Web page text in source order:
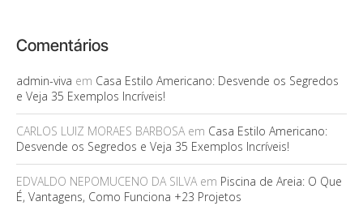
Comentários
admin-viva em Casa Estilo Americano: Desvende os Segredos
e Veja 35 Exemplos Incríveis!
CARLOS LUIZ MORAES BARBOSAem Casa Estilo Americano:
Desvende os Segredos e Veja 35 Exemplos Incríveis!
EDVALDO NEPOMUCENO DA SILVAem Piscina de Areia: O Que
É, Vantagens, Como Funciona +23 Projetos